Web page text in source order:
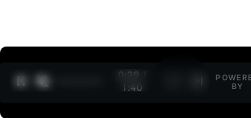
0:30 /
1:40
BY